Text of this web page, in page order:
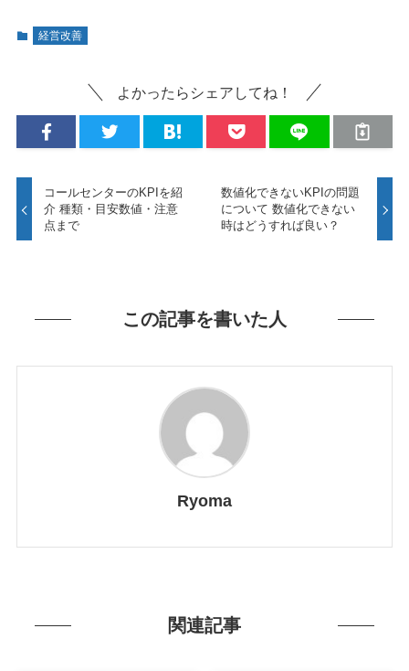
経営改善
よかったらシェアしてね！
コールセンターのKPIを紹
介 種類・目安数値・注意
点まで
数値化できないKPIの問題
について 数値化できない
時はどうすれば良い？
この記事を書いた人
Ryoma
関連記事